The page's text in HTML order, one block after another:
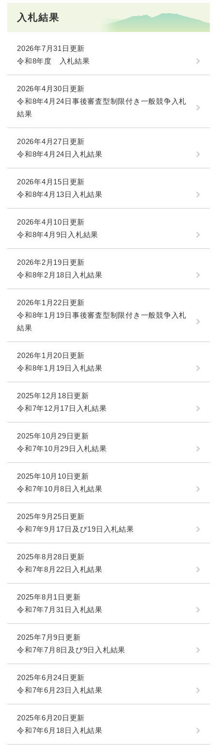
入札結果
2026年7月31日更新
令和8年度 入札結果
2026年4月30日更新
令和8年4月24日事後審査型制限付き一般競争入札
結果
2026年4月27日更新
令和8年4月24日入札結果
2026年4月15日更新
令和8年4月13日入札結果
2026年4月10日更新
令和8年4月9日入札結果
2026年2月19日更新
令和8年2月18日入札結果
2026年1月22日更新
令和8年1月19日事後審査型制限付き一般競争入札
結果
2026年1月20日更新
令和8年1月19日入札結果
2025年12月18日更新
令和7年12月17日入札結果
2025年10月29日更新
令和7年10月29日入札結果
2025年10月10日更新
令和7年10月8日入札結果
2025年9月25日更新
令和7年9月17日及び19日入札結果
2025年8月28日更新
令和7年8月22日入札結果
2025年8月1日更新
令和7年7月31日入札結果
2025年7月9日更新
令和7年7月8日及び9日入札結果
2025年6月24日更新
令和7年6月23日入札結果
2025年6月20日更新
令和7年6月18日入札結果